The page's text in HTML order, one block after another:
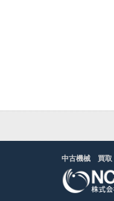
中古機械 買取